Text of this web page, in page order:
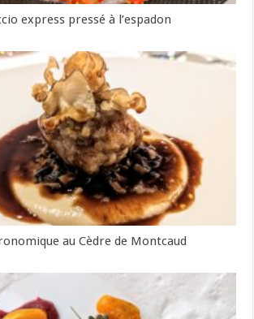
express pressé à l’espadon
au Cèdre de Montcaud